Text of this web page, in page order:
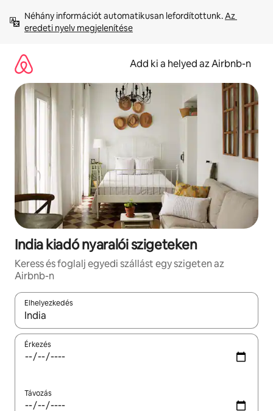
tartalomra
Néhány információt automatikusan lefordítottunk. Az
eredeti nyelv megjelenítése
Add ki a helyed az Airbnb-n
India kiadó nyaralói szigeteken
Keress és foglalj egyedi szállást egy szigeten az
Airbnb-n
Elhelyezkedés
Az eredmények között a felfelé és a lefelé nyíllal
Érkezés
Távozás